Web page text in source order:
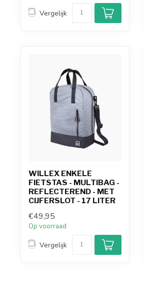
Vergelijk
WILLEX ENKELE
FIETSTAS - MULTIBAG -
REFLECTEREND - MET
CIJFERSLOT - 17 LITER
€49,95
Op voorraad
Vergelijk